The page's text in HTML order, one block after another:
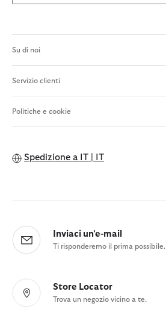
Su di noi
Servizio clienti
Politiche e cookie
Spedizione a IT | IT
Inviaci un'e-mail
Ti risponderemo il prima possibile.
Store Locator
Trova un negozio vicino a te.